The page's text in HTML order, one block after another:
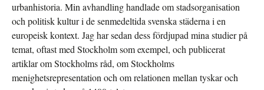
urbanhistoria. Min avhandling handlade om stadsorganisation
och politisk kultur i de senmedeltida svenska städerna i en
europeisk kontext. Jag har sedan dess fördjupad mina studier på
temat, oftast med Stockholm som exempel, och publicerat
artiklar om Stockholms råd, om Stockholms
menighetsrepresentation och om relationen mellan tyskar och